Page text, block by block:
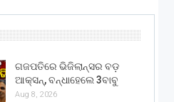
ଗଜପତିରେ ଭିଜିଲାନ୍ସର ବଡ଼
ଆକ୍ସନ୍, ବନ୍ଧାହେଲେ 3ବାବୁ
Aug 8, 2026